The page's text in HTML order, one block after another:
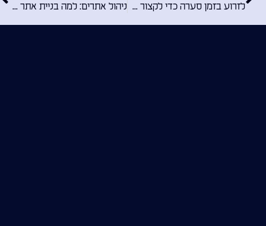
לזרוע בזמן סערה כדי לקצור בשמש: האם כדאי לבנות אתר בזמן מלחמה? ניהול אתרים: למה בניית אתר היא כמו בניית בית – ולמה חייב ניהול?